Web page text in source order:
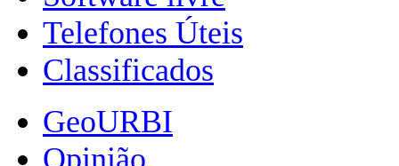
Telefones Úteis
Classificados
GeoURBI
Opinião